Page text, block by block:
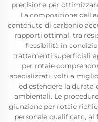
precisione per
La composizione
contenuto di carbonio
rapporti ottimali tra
flessibilità in
trattamenti superficiali
per rotaie
specializzati, volti a
ed estendere la durata
ambientali. Le
giunzione per rotaie
personale qualificato,